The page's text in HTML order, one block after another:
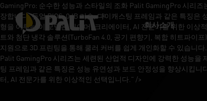
GamingPro: 순수한 성능과 스타일의 조화 Palit GamingPro 시리
장합니다. 듀얼 BIOS, 0dB 기술, 다이캐스팅 프레임과 같은 특징
형을 이루는 이 모델은 게이머, 크리에이터, AI 전문가를 위한 이상
트와 첨단 냉각 솔루션(TurboFan 4.0, 공기 편향기, 복합 히트파이
지원으로 3D 프린팅을 통해 쿨러 커버를 쉽게 개인화할 수 있습니
Palit GamingPro 시리즈는 세련된 산업적 디자인에 강력한 성능을
팅 프레임과 같은 특징은 성능 유연성과 보드 안정성을 향상시킵
터, AI 전문가를 위한 이상적인 선택입니다." />
회사소개